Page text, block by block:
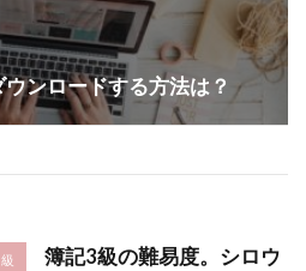
ンロードする方法は？
簿記3級の難易度。シロウ